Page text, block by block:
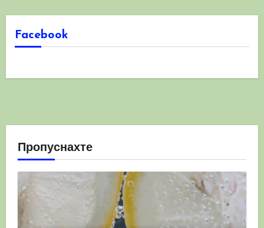
Facebook
Пропуснахте